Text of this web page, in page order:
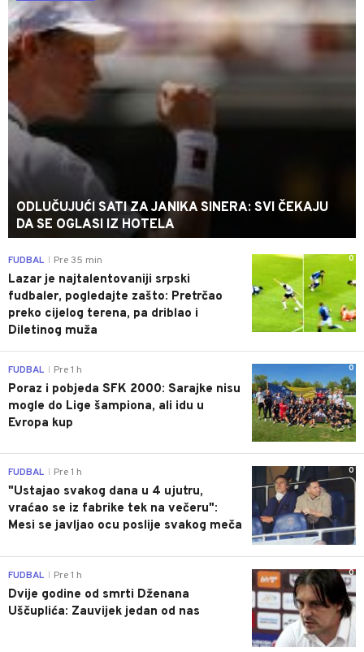
ODLUČUJUĆI SATI ZA JANIKA SINERA: SVI ČEKAJU
DA SE OGLASI IZ HOTELA
0
FUDBAL Pre 35 min
Lazar je najtalentovaniji srpski
fudbaler, pogledajte zašto: Pretrčao
preko cijelog terena, pa driblao i
Diletinog muža
0
FUDBAL Pre 1 h
Poraz i pobjeda SFK 2000: Sarajke nisu
mogle do Lige šampiona, ali idu u
Evropa kup
0
FUDBAL Pre 1 h
"Ustajao svakog dana u 4 ujutru,
vraćao se iz fabrike tek na večeru":
Mesi se javljao ocu poslije svakog meča
0
FUDBAL Pre 1 h
Dvije godine od smrti Dženana
Uščuplića: Zauvijek jedan od nas